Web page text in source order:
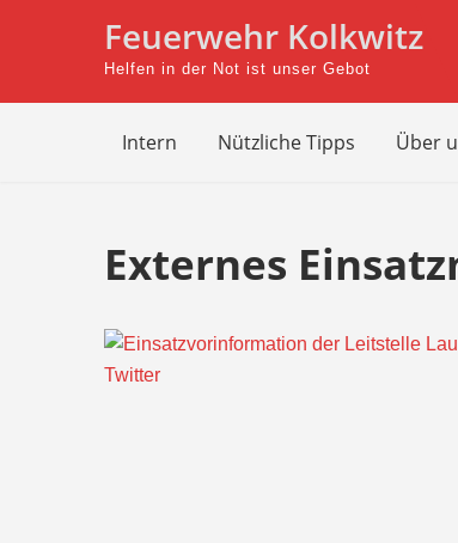
Feuerwehr Kolkwitz
Helfen in der Not ist unser Gebot
Intern Nützliche Tipps Über
Externes